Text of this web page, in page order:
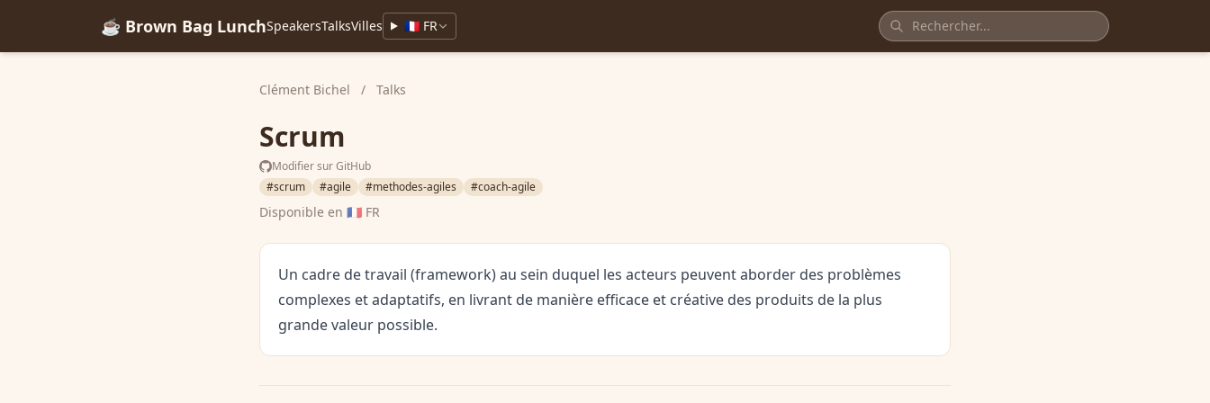
☕ Brown Bag LunchSpeakersTalksVilles 🇫🇷 FR
Clément Bichel / Talks
Scrum
Modifier sur GitHub
#scrum
#agile #methodes-agiles #coach-agile
Disponible en 🇫🇷 FR
Un cadre de travail (framework) au sein duquel les acteurs peuvent aborder des problèmes
complexes et adaptatifs, en livrant de manière efficace et créative des produits de la plus
grande valeur possible.